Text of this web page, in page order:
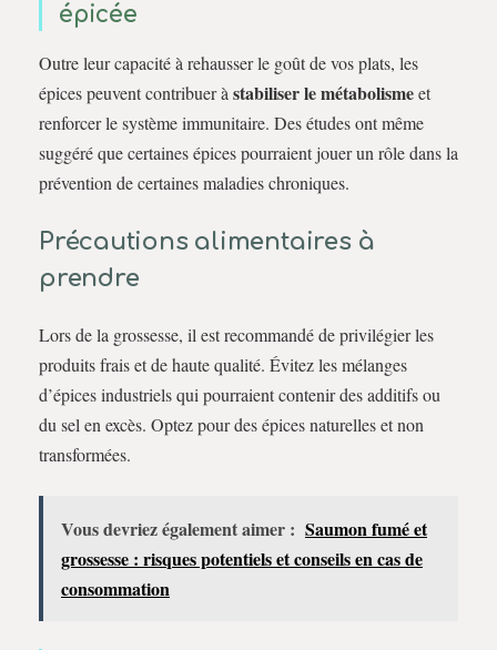
épicée
Outre leur capacité à rehausser le goût de vos plats, les
épices peuvent contribuer à stabiliser le métabolismeet
renforcer le système immunitaire. Des études ont même
suggéré que certaines épices pourraient jouer un rôle dans la
prévention de certaines maladies chroniques.
Précautions alimentaires à
prendre
Lors de la grossesse, il est recommandé de privilégier les
produits frais et de haute qualité. Évitez les mélanges
d’épices industriels qui pourraient contenir des additifs ou
du sel en excès. Optez pour des épices naturelles et non
transformées.
Vous devriez également aimer : Saumon fumé et
grossesse : risques potentiels et conseils en cas de
consommation